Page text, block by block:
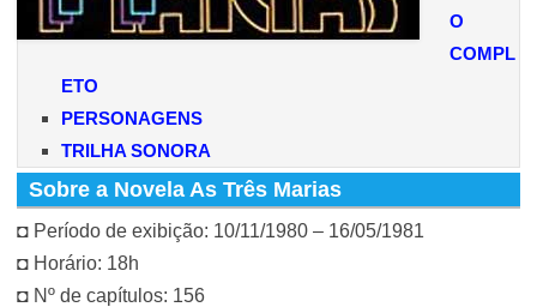
O
COMPL
ETO
PERSONAGENS
TRILHA SONORA
Sobre a Novela As Três Marias
◘ Período de exibição: 10/11/1980 – 16/05/1981
◘ Horário: 18h
◘ Nº de capítulos: 156